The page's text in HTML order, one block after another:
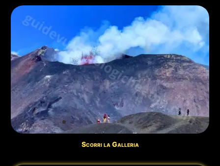
Prenota →
Aggiornato:7 agosto - Ore 08:58
Scorri la Galleria